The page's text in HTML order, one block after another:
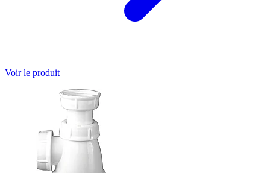
Voir le produit